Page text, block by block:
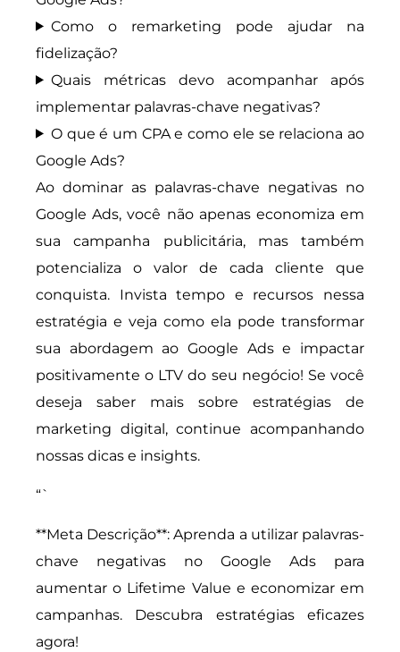
Como o remarketing pode ajudar na
fidelização?
Quais métricas devo acompanhar após
implementar palavras-chave negativas?
O que é um CPA e como ele se relaciona ao
Google Ads?
Ao dominar as palavras-chave negativas no
Google Ads, você não apenas economiza em
sua campanha publicitária, mas também
potencializa o valor de cada cliente que
conquista. Invista tempo e recursos nessa
estratégia e veja como ela pode transformar
sua abordagem ao Google Ads e impactar
positivamente o LTV do seu negócio! Se você
deseja saber mais sobre estratégias de
marketing digital, continue acompanhando
nossas dicas e insights.
“`
**Meta Descrição**: Aprenda a utilizar palavras-
chave negativas no Google Ads para
aumentar o Lifetime Value e economizar em
campanhas. Descubra estratégias eficazes
agora!